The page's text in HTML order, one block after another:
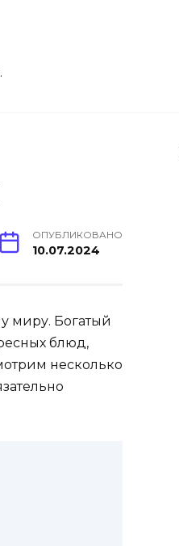
ОПУБЛИКОВАНО
10.07.2024
миру. Богатый
блюд,
несколько